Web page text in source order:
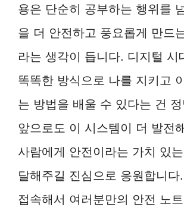
용은 단순히 공부하는 행위를
을 더 안전하고 풍요롭게 만드
라는 생각이 듭니다. 디지털 시
똑똑한 방식으로 나를 지키고
는 방법을 배울 수 있다는 건
앞으로도 이 시스템이 더 발전
사람에게 안전이라는 가치 있
달해주길 진심으로 응원합니다
접속해서 여러분만의 안전 노